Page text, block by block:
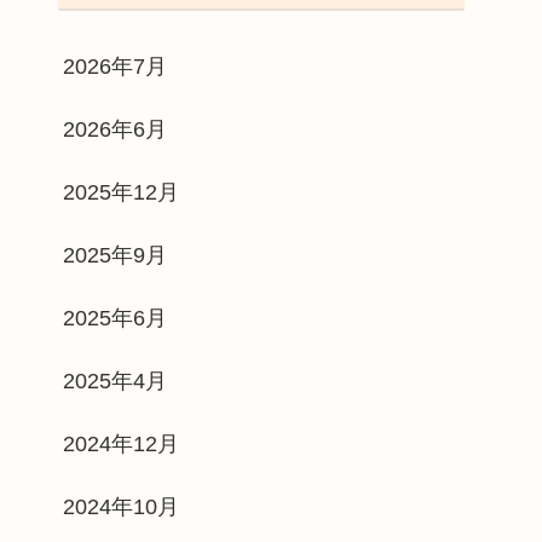
2026年7月
2026年6月
2025年12月
2025年9月
2025年6月
2025年4月
2024年12月
2024年10月